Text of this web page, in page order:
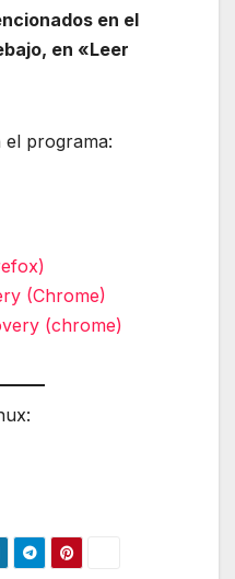
en el
en «Leer
el programa:
(Chrome)
(chrome)